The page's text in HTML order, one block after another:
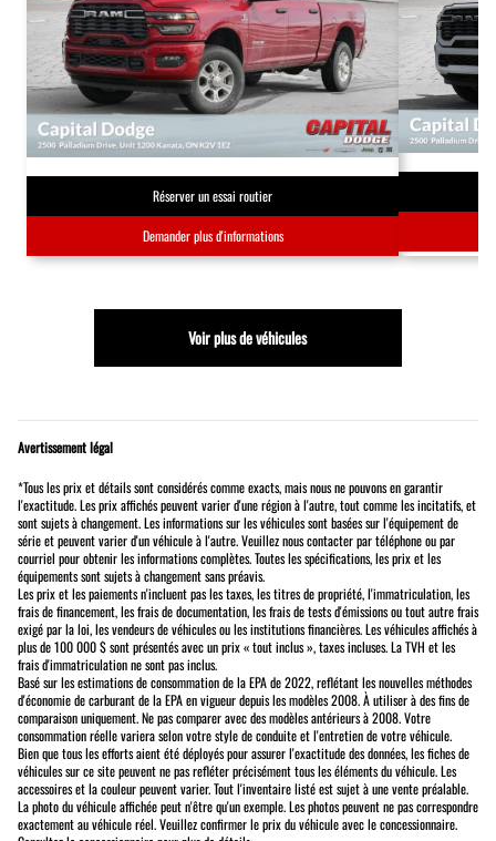
Réserver un essai routier
Demander plus d'informations
Voir plus de véhicules
Avertissement légal
*Tous les prix et détails sont considérés comme exacts, mais nous ne pouvons en garantir
l'exactitude. Les prix affichés peuvent varier d'une région à l'autre, tout comme les incitatifs, et
sont sujets à changement. Les informations sur les véhicules sont basées sur l'équipement de
série et peuvent varier d'un véhicule à l'autre. Veuillez nous contacter par téléphone ou par
courriel pour obtenir les informations complètes. Toutes les spécifications, les prix et les
équipements sont sujets à changement sans préavis.
Les prix et les paiements n'incluent pas les taxes, les titres de propriété, l'immatriculation, les
frais de financement, les frais de documentation, les frais de tests d'émissions ou tout autre frais
exigé par la loi, les vendeurs de véhicules ou les institutions financières. Les véhicules affichés à
plus de 100 000 $ sont présentés avec un prix « tout inclus », taxes incluses. La TVH et les
frais d'immatriculation ne sont pas inclus.
Basé sur les estimations de consommation de la EPA de 2022, reflétant les nouvelles méthodes
d'économie de carburant de la EPA en vigueur depuis les modèles 2008. À utiliser à des fins de
comparaison uniquement. Ne pas comparer avec des modèles antérieurs à 2008. Votre
consommation réelle variera selon votre style de conduite et l'entretien de votre véhicule.
Bien que tous les efforts aient été déployés pour assurer l'exactitude des données, les fiches de
véhicules sur ce site peuvent ne pas refléter précisément tous les éléments du véhicule. Les
accessoires et la couleur peuvent varier. Tout l'inventaire listé est sujet à une vente préalable.
La photo du véhicule affichée peut n'être qu'un exemple. Les photos peuvent ne pas correspondre
exactement au véhicule réel. Veuillez confirmer le prix du véhicule avec le concessionnaire.